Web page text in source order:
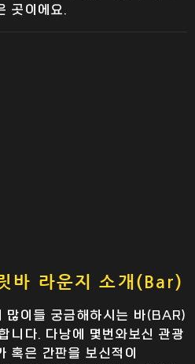
곳이에요.
바 라운지 소개(Bar)
많이들 궁금해하시는 바(BAR)
니다. 다낭에 몇번와보신 관광
혹은 간판을 보신적이